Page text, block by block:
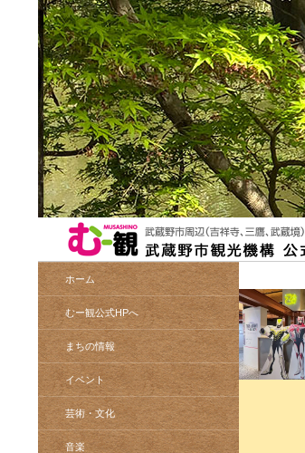
コンテンツへスキップ
ホーム
むー観公式HPへ
まちの情報
イベント
芸術・文化
音楽